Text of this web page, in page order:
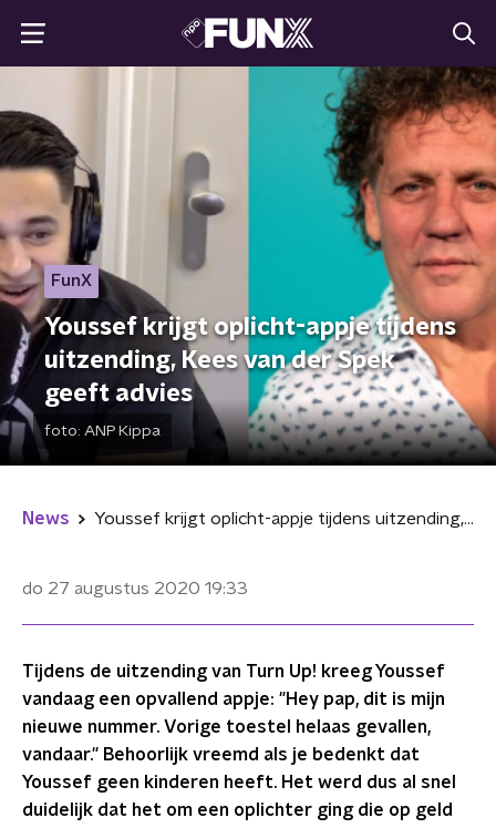
FunX
Youssef krijgt oplicht-appje tijdens
uitzending, Kees van der Spek
geeft advies
foto: ANP Kippa
News Youssef krijgt oplicht-appje tijdens uitzending, Kees van der Spek geeft advies
do 27 augustus 2020 19:33
Tijdens de uitzending van Turn Up! kreeg Youssef
vandaag een opvallend appje: "Hey pap, dit is mijn
nieuwe nummer. Vorige toestel helaas gevallen,
vandaar." Behoorlijk vreemd als je bedenkt dat
Youssef geen kinderen heeft. Het werd dus al snel
duidelijk dat het om een oplichter ging die op geld